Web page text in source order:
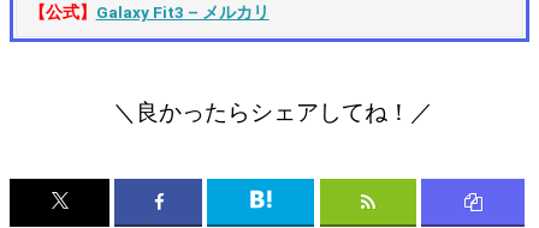
【公式】 Galaxy Fit3 – メルカリ
＼良かったらシェアしてね！／